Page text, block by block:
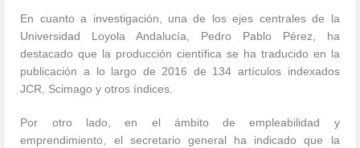
En cuanto a investigación, una de los ejes centrales de la
Universidad Loyola Andalucía, Pedro Pablo Pérez, ha
destacado que la producción científica se ha traducido en la
publicación a lo largo de 2016 de 134 artículos indexados
JCR, Scimago y otros índices.
Por otro lado, en el ámbito de empleabilidad y
emprendimiento, el secretario general ha indicado que la